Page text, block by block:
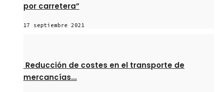
por carretera”
17 septiembre 2021
Reducción de costes en el transporte de
mercancías...